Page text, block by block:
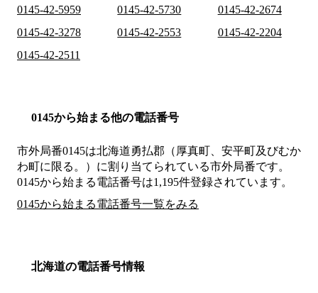
0145-42-5959
0145-42-5730
0145-42-2674
0145-42-3278
0145-42-2553
0145-42-2204
0145-42-2511
0145から始まる他の電話番号
市外局番0145は北海道勇払郡（厚真町、安平町及びむか
わ町に限る。） に割り当てられている市外局番です。
0145から始まる電話番号は1,195件登録されています。
0145から始まる電話番号一覧をみる
北海道の電話番号情報